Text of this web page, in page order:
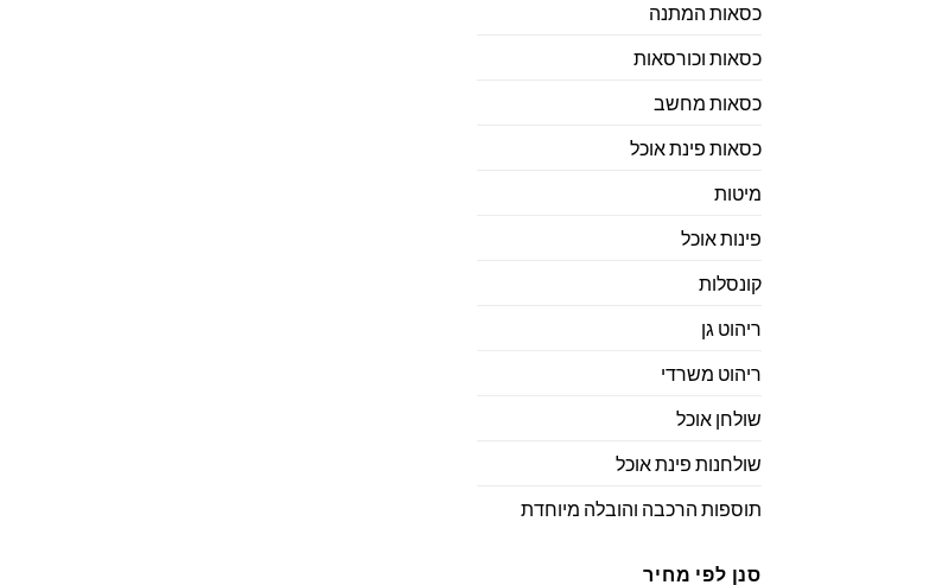
כסאות המתנה
כסאות וכורסאות
כסאות מחשב
כסאות פינת אוכל
מיטות
פינות אוכל
קונסלות
ריהוט גן
ריהוט משרדי
שולחן אוכל
שולחנות פינת אוכל
תוספות הרכבה והובלה מיוחדת
סנן לפי מחיר